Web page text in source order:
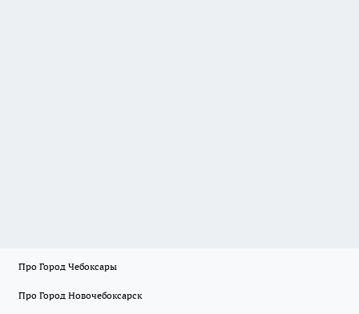
Про Город Чебоксары
Про Город Новочебоксарск